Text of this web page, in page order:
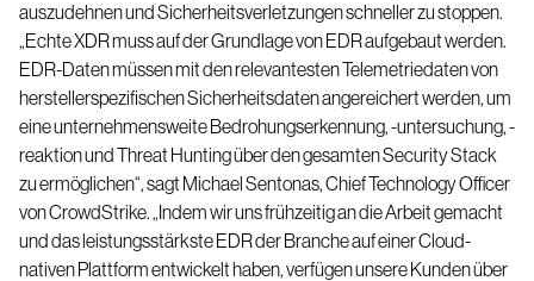
auszudehnen und Sicherheitsverletzungen schneller zu stoppen.
„Echte XDR muss auf der Grundlage von EDR aufgebaut werden.
EDR-Daten müssen mit den relevantesten Telemetriedaten von
herstellerspezifischen Sicherheitsdaten angereichert werden, um
eine unternehmensweite Bedrohungserkennung, -untersuchung, -
reaktion und Threat Hunting über den gesamten Security Stack
zu ermöglichen“, sagt Michael Sentonas, Chief Technology Officer
von CrowdStrike. „Indem wir uns frühzeitig an die Arbeit gemacht
und das leistungsstärkste EDR der Branche auf einer Cloud-
nativen Plattform entwickelt haben, verfügen unsere Kunden über